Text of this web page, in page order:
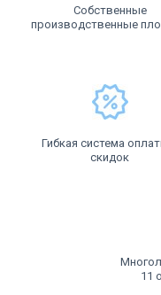
Собственные
производственные
Гибкая система
скидок
11